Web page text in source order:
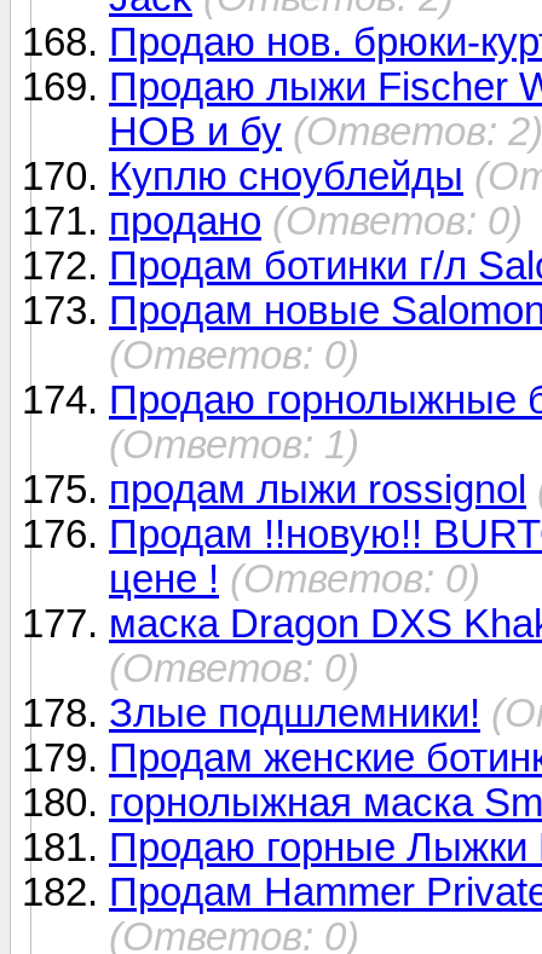
Продаю нов. брюки-
Продаю лыжи Fischer
НОВ и бу (Ответов: 2)
Куплю сноублейды
продано (Ответов: 0)
Продам ботинки г/л
Продам новые
(Ответов: 0)
Продаю горнолыжные
(Ответов: 1)
продам лыжи rossignol
Продам !!новую!!
цене ! (Ответов: 0)
маска Dragon DXS
(Ответов: 0)
Злые подшлемники!
Продам женские
горнолыжная маска
Продаю горные
Продам Hammer
(Ответов: 0)